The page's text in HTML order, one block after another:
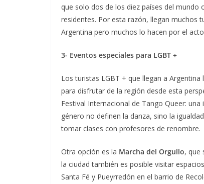
que solo dos de los diez países del
residentes. Por esta razón, llegan muchos
Argentina pero muchos lo hacen por el
3- Eventos especiales para LGBT +
Los turistas LGBT + que llegan a
para disfrutar de la región desde esta
Festival Internacional de Tango Queer:
género no definen la danza, sino la
tomar clases con profesores de renombre.
Otra opción es la Marcha del Orgullo, que
la ciudad también es posible visitar
Santa Fé y Pueyrredón en el barrio de